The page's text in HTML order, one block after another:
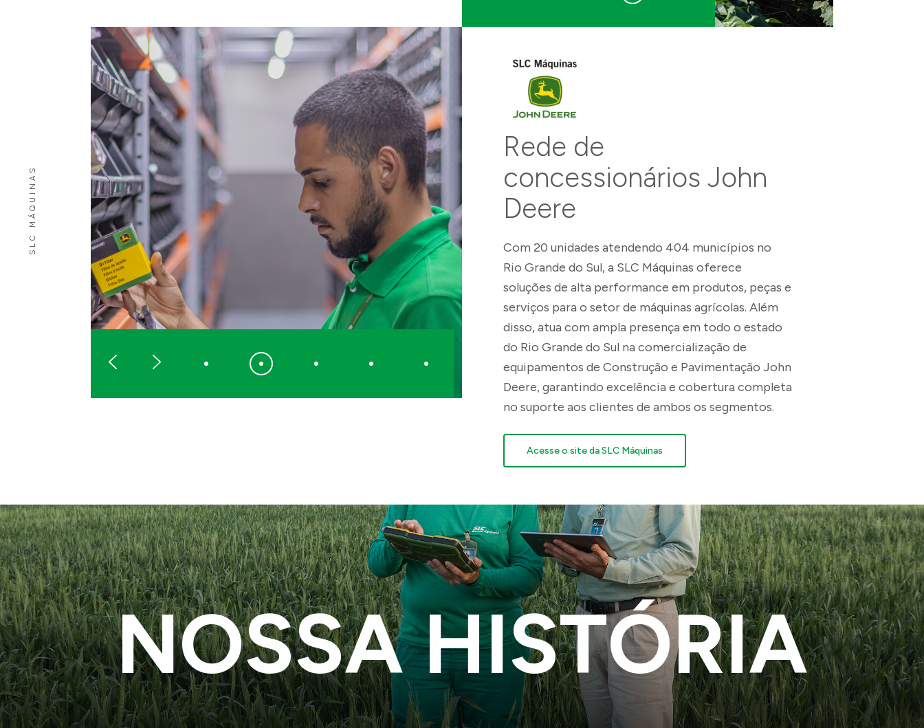
Arquivo do Projeto
O tamanho máximo permitido é de 5MB
Formatos permitidos: .pdf, .doc, .docx, .ppt e .pptx
Tipo de incentivo
Fundo da Criança Lei de Incentivo à Cultura
Fundo do Idoso Lei do Sport
PRONON PRONAS
SLC MÁQUINAS
Rede de
concessionários John
Deere
Com 20 unidades atendendo 404 municípios no
Rio Grande do Sul, a SLC Máquinas oferece
soluções de alta performance em produtos, peças e
serviços para o setor de máquinas agrícolas. Além
disso, atua com ampla presença em todo o estado
do Rio Grande do Sul na comercialização de
equipamentos de Construção e Pavimentação John
Deere, garantindo excelência e cobertura completa
no suporte aos clientes de ambos os segmentos.
Acesse o site da SLC Máquinas
NOSSA HISTÓRIA